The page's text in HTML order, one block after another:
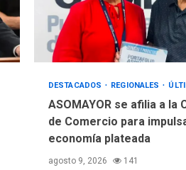
DESTACADOS REGIONALES
ASOMAYOR se afilia a la
de Comercio para
economía plateada
agosto 9, 2026 141